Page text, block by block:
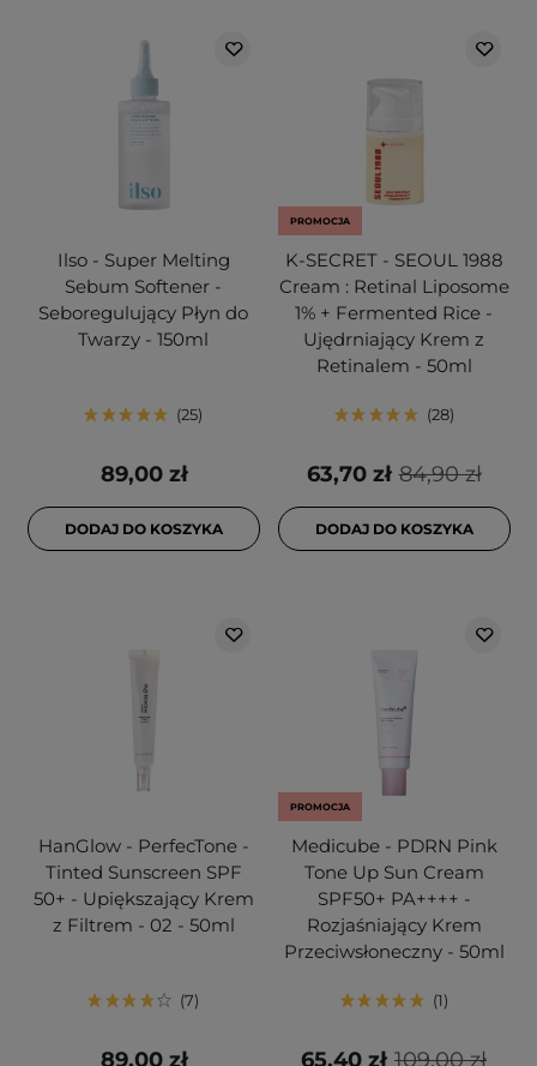
Ilso - Super Melting
Sebum Softener -
Seboregulujący Płyn do
Twarzy - 150ml
25
89,00 zł
DODAJ DO KOSZYKA
PROMOCJA
K-SECRET - SEOUL 1988
Cream : Retinal Liposome
1% + Fermented Rice -
Ujędrniający Krem z
Retinalem - 50ml
28
84,90 zł
63,70 zł
DODAJ DO KOSZYKA
HanGlow - PerfecTone -
Tinted Sunscreen SPF
50+ - Upiększający Krem
z Filtrem - 02 - 50ml
7
89,00 zł
PROMOCJA
Medicube - PDRN Pink
Tone Up Sun Cream
SPF50+ PA++++ -
Rozjaśniający Krem
Przeciwsłoneczny - 50ml
1
109,00 zł
65,40 zł